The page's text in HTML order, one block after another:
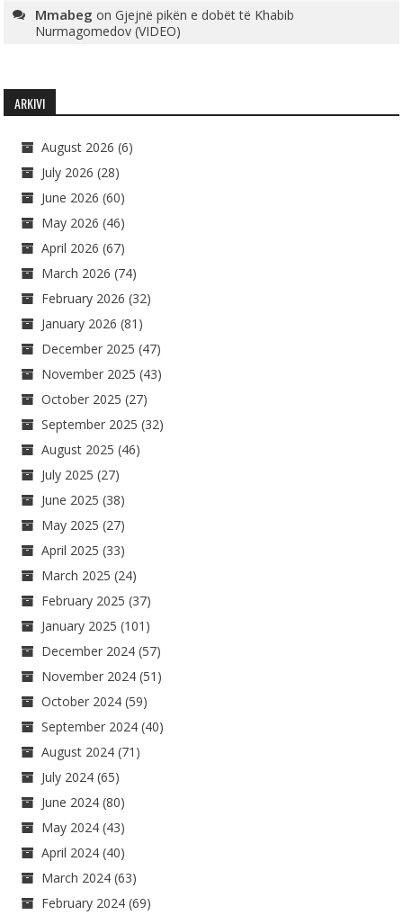
Mmabeg onGjejnë pikën e dobët të Khabib
Nurmagomedov (VIDEO)
ARKIVI
August 2026 (6)
July 2026 (28)
June 2026 (60)
May 2026 (46)
April 2026 (67)
March 2026 (74)
February 2026 (32)
January 2026 (81)
December 2025 (47)
November 2025 (43)
October 2025 (27)
September 2025 (32)
August 2025 (46)
July 2025 (27)
June 2025 (38)
May 2025 (27)
April 2025 (33)
March 2025 (24)
February 2025 (37)
January 2025 (101)
December 2024 (57)
November 2024 (51)
October 2024 (59)
September 2024 (40)
August 2024 (71)
July 2024 (65)
June 2024 (80)
May 2024 (43)
April 2024 (40)
March 2024 (63)
February 2024 (69)